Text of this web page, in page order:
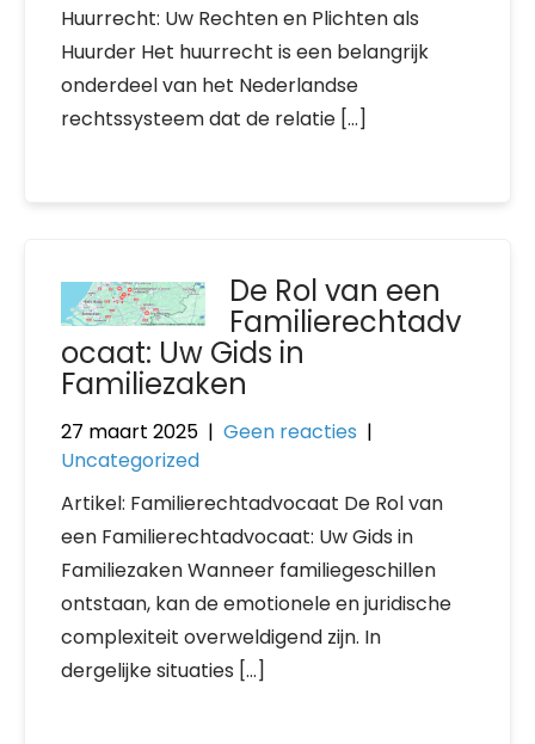
Huurrecht: Uw Rechten en Plichten als
Huurder Het huurrecht is een belangrijk
onderdeel van het Nederlandse
rechtssysteem dat de relatie […]
De Rol van een
Familierechtadv
ocaat: Uw Gids in
Familiezaken
27 maart 2025 | Geen reacties |
Uncategorized
Artikel: Familierechtadvocaat De Rol van
een Familierechtadvocaat: Uw Gids in
Familiezaken Wanneer familiegeschillen
ontstaan, kan de emotionele en juridische
complexiteit overweldigend zijn. In
dergelijke situaties […]